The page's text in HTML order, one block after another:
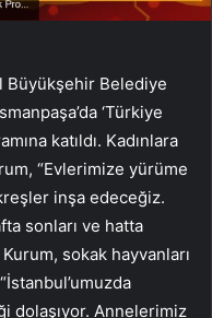
Büyükşehir Belediye
‘Türkiye
katıldı. Kadınlara
“Evlerimize yürüme
inşa edeceğiz.
sonları ve hatta
sokak hayvanları
dolaşıyor. Annelerimiz